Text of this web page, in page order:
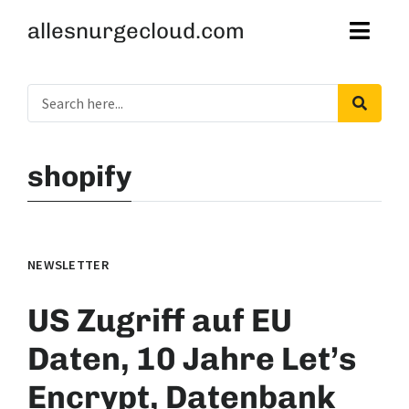
allesnurgecloud.com
shopify
NEWSLETTER
US Zugriff auf EU
Daten, 10 Jahre Let’s
Encrypt, Datenbank